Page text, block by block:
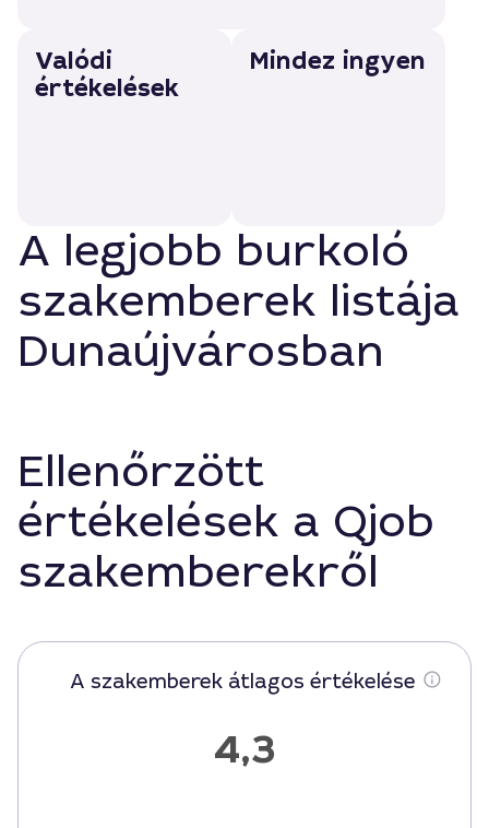
Valódi
értékelések
Mindez ingyen
A legjobb burkoló
szakemberek listája
Dunaújvárosban
Ellenőrzött
értékelések a Qjob
szakemberekről
A szakemberek átlagos értékelése
4,3